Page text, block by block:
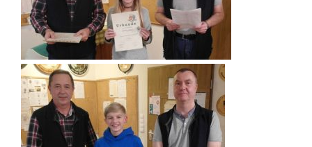
75 Jahrfeier SG Wasen
Happing
Februar 2026